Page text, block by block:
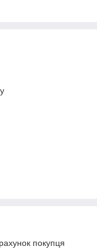
покупця